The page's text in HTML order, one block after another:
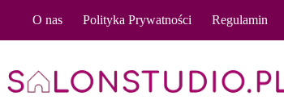
O nas Polityka Prywatności Regulamin